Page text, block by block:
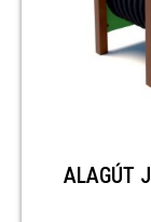
ALAGÚT